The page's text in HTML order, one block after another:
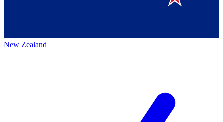
New Zealand